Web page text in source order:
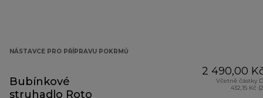
NÁSTAVCE PRO PŘÍPRAVU POKRMŮ
Bubínkové
struhadlo Roto
2 490,00
Včetně částky
432,15 Kč